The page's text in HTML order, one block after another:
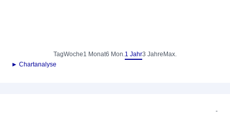
TagWoche1 Monat6 Mon.1 Jahr3 Jahre Max.
► Chartanalyse
-